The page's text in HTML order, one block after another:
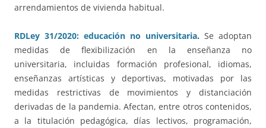
arrendamientos de vivienda habitual.
RDLey 31/2020: educación no universitaria. Se adoptan
medidas de flexibilización en la enseñanza no
universitaria, incluidas formación profesional, idiomas,
enseñanzas artísticas y deportivas, motivadas por las
medidas restrictivas de movimientos y distanciación
derivadas de la pandemia. Afectan, entre otros contenidos,
a la titulación pedagógica, días lectivos, programación,